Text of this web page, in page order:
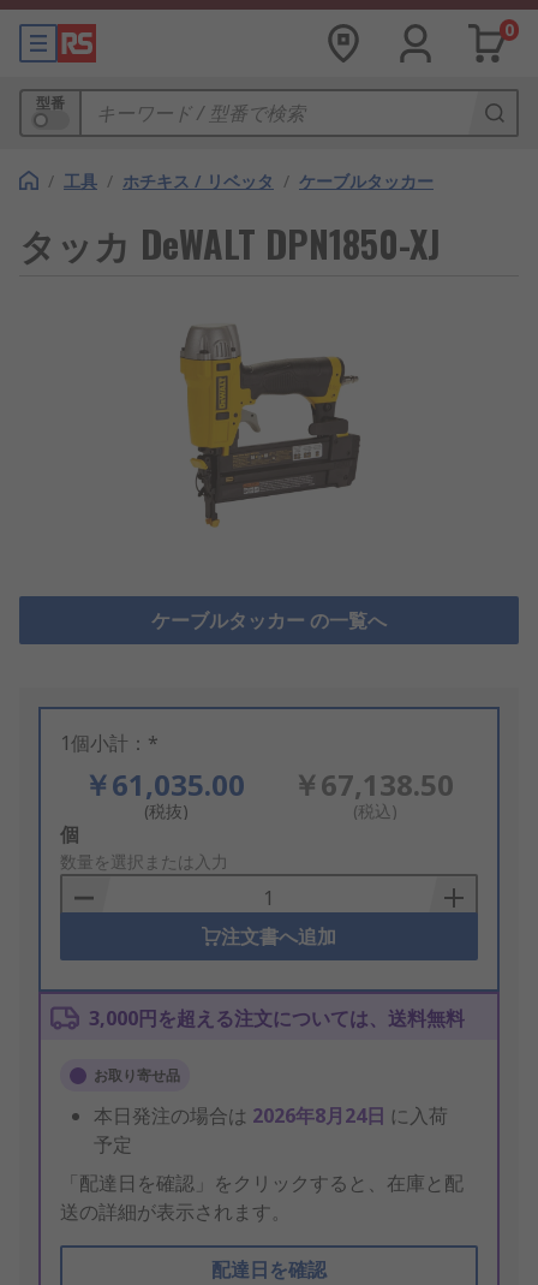
0
型番
/ 工具 / ホチキス / リベッタ / ケーブルタッカー
タッカ DeWALT DPN1850-XJ
ケーブルタッカー の一覧へ
1個小計：*
￥61,035.00
(税抜)
￥67,138.50
(税込)
Add
to
Basket
個
数量を選択または入力
注文書へ追加
3,000円を超える注文については、送料無料
お取り寄せ品
本日発注の場合は 2026年8月24日 に入荷
予定
「配達日を確認」をクリックすると、在庫と配
送の詳細が表示されます。
配達日を確認